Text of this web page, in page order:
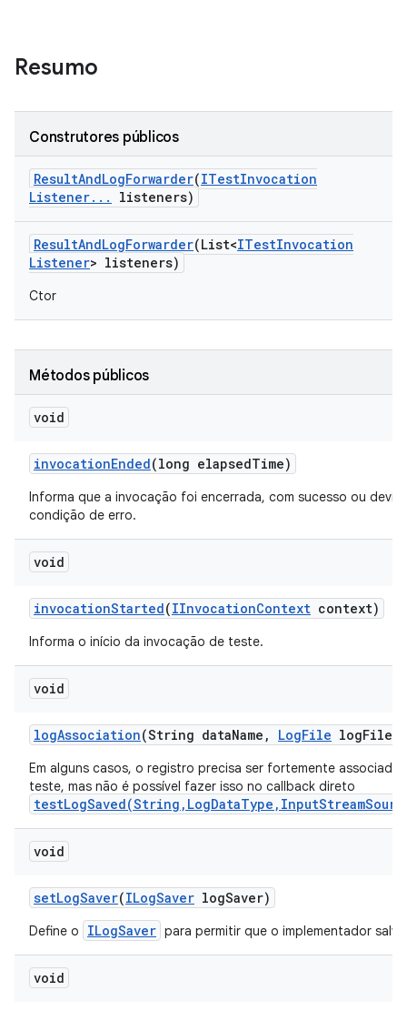
Resumo
Construtores públicos
ResultAndLogForwarder(ITestInvocation
Listener. . . listeners)
ResultAndLogForwarder(List<ITestInvocation
Listener> listeners)
Ctor
Métodos públicos
void
invocationEnded(long elapsedTime)
Informa que a invocação foi encerrada, com sucesso ou
condição de erro.
void
invocationStarted(IInvocationContext context)
Informa o início da invocação de teste.
void
logAssociation(String dataName , LogFile logFile)
Em alguns casos, o registro precisa ser fortemente associado
teste, mas não é possível fazer isso no callback direto
void
setLogSaver(ILogSaver logSaver)
Define o ILogSaver para permitir que o implementador
void